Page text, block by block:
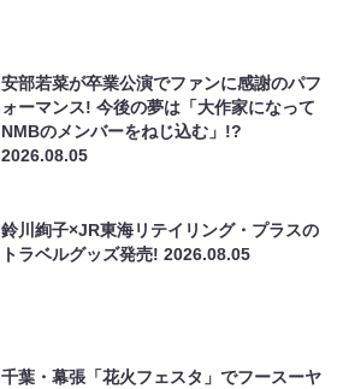
安部若菜が卒業公演でファンに感謝のパフ
ォーマンス! 今後の夢は「大作家になって
NMBのメンバーをねじ込む」!?
2026.08.05
鈴川絢子×JR東海リテイリング・プラスの
トラベルグッズ発売!2026.08.05
千葉・幕張「花火フェスタ」でフースーヤ